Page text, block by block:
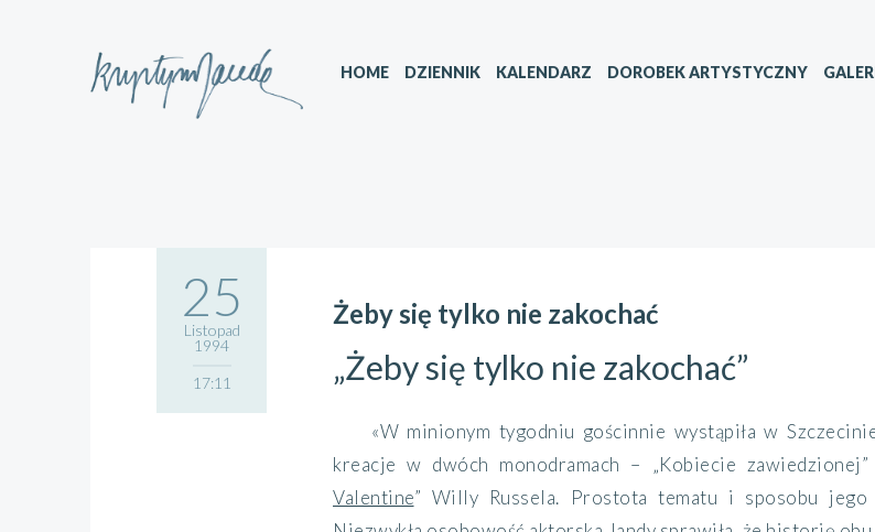
HOME DZIENNIK KALENDARZ DOROBEK ARTYSTYCZNY
25
Listopad
1994
17:11
Żeby się tylko nie zakochać
„Żeby się tylko nie zakochać”
«W minionym tygodniu gościnnie wystąpiła w
kreacje w dwóch monodramach – „Kobiecie
Valentine” Willy Russela. Prostota tematu i sposobu jego